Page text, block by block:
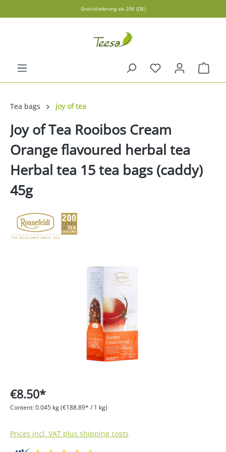
Gratislieferung ab 20€ (DE)
Tea bags joy of tea
Joy of Tea Rooibos Cream
Orange flavoured herbal tea
Herbal tea 15 tea bags (caddy)
45g
€8.50*
Content:0.045 kg(€188.89* / 1 kg)
Prices incl. VAT plus shipping costs